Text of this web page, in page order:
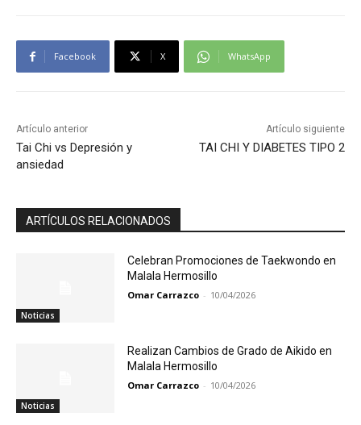
Facebook X WhatsApp
Artículo anterior
Tai Chi vs Depresión y
ansiedad
Artículo siguiente
TAI CHI Y DIABETES TIPO 2
ARTÍCULOS RELACIONADOS
Noticias
Celebran Promociones de Taekwondo en
Malala Hermosillo
Omar Carrazco - 10/04/2026
Noticias
Realizan Cambios de Grado de Aikido en
Malala Hermosillo
Omar Carrazco - 10/04/2026